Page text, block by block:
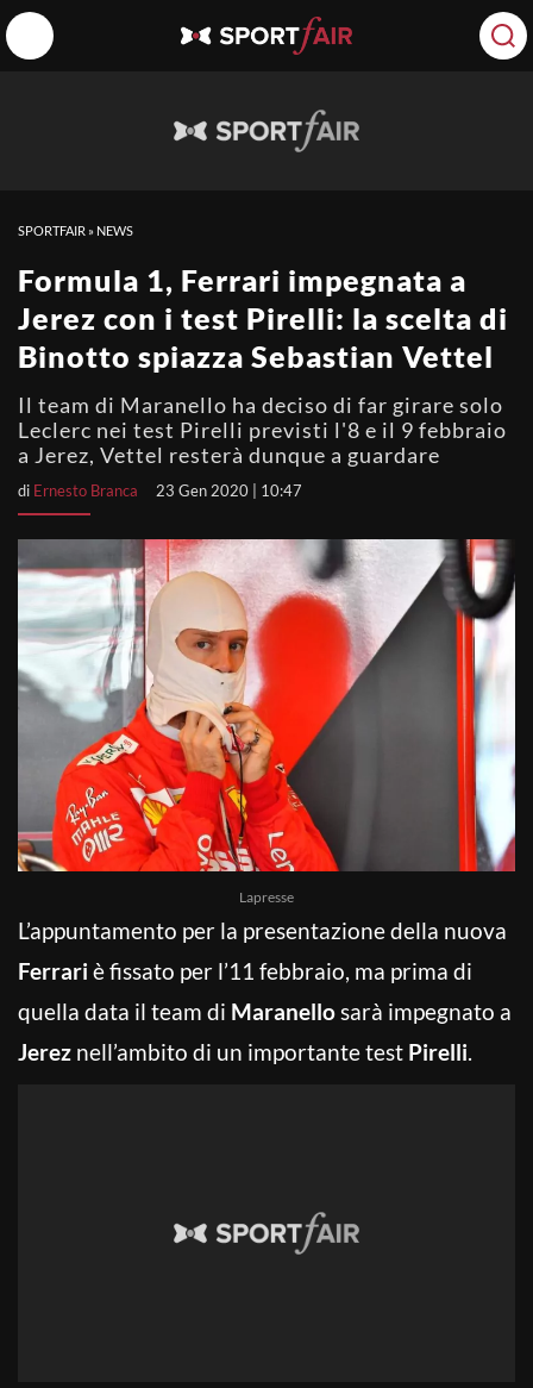
SPORTFAIR » NEWS
Formula 1, Ferrari impegnata a
Jerez con i test Pirelli: la scelta di
Binotto spiazza Sebastian Vettel
Il team di Maranello ha deciso di far girare solo
Leclerc nei test Pirelli previsti l'8 e il 9 febbraio
a Jerez, Vettel resterà dunque a guardare
di Ernesto Branca 23 Gen 2020 | 10:47
Lapresse
L’appuntamento per la presentazione della nuova
Ferrari è fissato per l’11 febbraio, ma prima di
quella data il team di Maranellosarà impegnato a
Jerez nell’ambito di un importante test Pirelli.